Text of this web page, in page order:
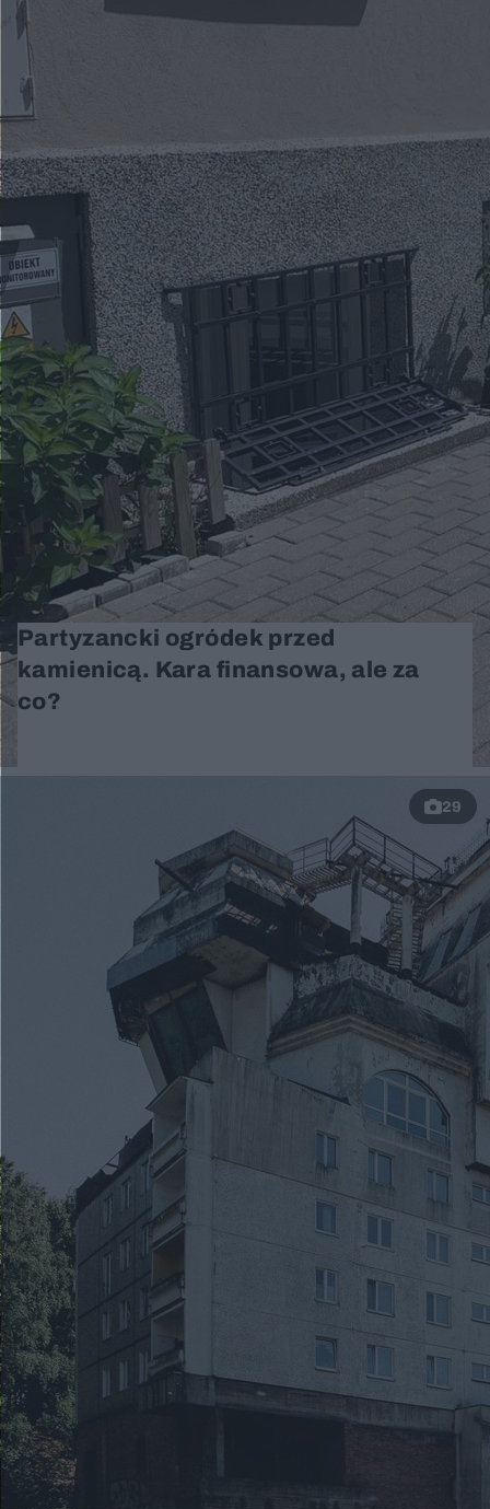
Partyzancki ogródek przed
kamienicą. Kara finansowa, ale za
co?
29